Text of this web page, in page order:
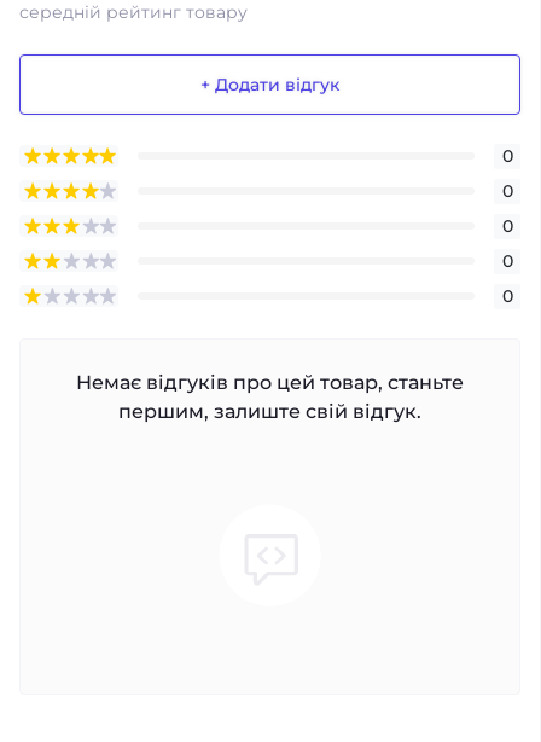
середній рейтинг товару
+ Додати відгук
0
0
0
0
0
Немає відгуків про цей товар, станьте
першим, залиште свій відгук.